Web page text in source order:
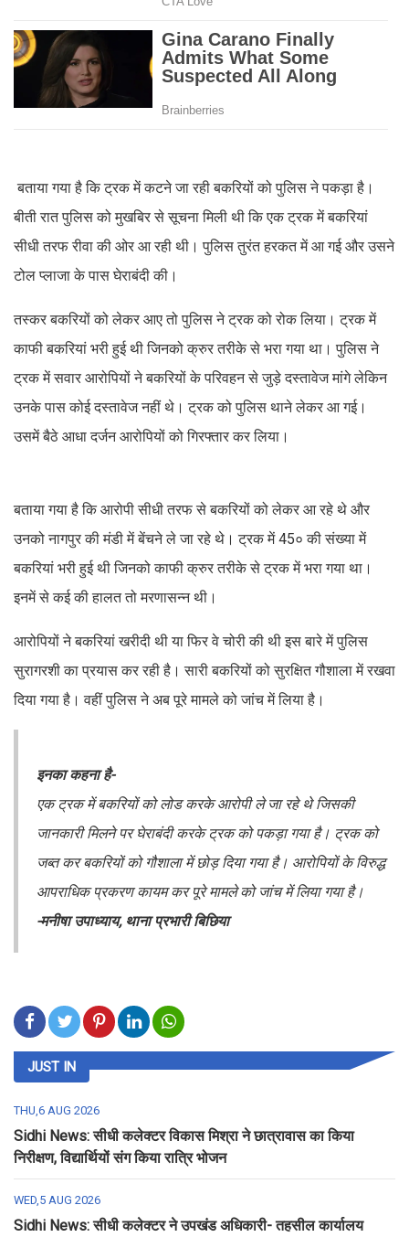
बताया गया है कि ट्रक में कटने जा रही बकरियों को पुलिस ने पकड़ा है।
बीती रात पुलिस को मुखबिर से सूचना मिली थी कि एक ट्रक में बकरियां
सीधी तरफ रीवा की ओर आ रही थी। पुलिस तुरंत हरकत में आ गई और उसने
टोल प्लाजा के पास घेराबंदी की।
तस्कर बकरियों को लेकर आए तो पुलिस ने ट्रक को रोक लिया। ट्रक में
काफी बकरियां भरी हुई थी जिनको क्रुर तरीके से भरा गया था। पुलिस ने
ट्रक में सवार आरोपियों ने बकरियों के परिवहन से जुड़े दस्तावेज मांगे लेकिन
उनके पास कोई दस्तावेज नहीं थे। ट्रक को पुलिस थाने लेकर आ गई।
उसमें बैठे आधा दर्जन आरोपियों को गिरफ्तार कर लिया।
बताया गया है कि आरोपी सीधी तरफ से बकरियों को लेकर आ रहे थे और
उनको नागपुर की मंडी में बेंचने ले जा रहे थे। ट्रक में 45० की संख्या में
बकरियां भरी हुई थी जिनको काफी क्रुर तरीके से ट्रक में भरा गया था।
इनमें से कई की हालत तो मरणासन्न थी।
आरोपियों ने बकरियां खरीदी थी या फिर वे चोरी की थी इस बारे में पुलिस
सुरागरशी का प्रयास कर रही है। सारी बकरियों को सुरक्षित गौशाला में रखवा
दिया गया है। वहीं पुलिस ने अब पूरे मामले को जांच में लिया है।
इनका कहना है-
एक ट्रक में बकरियों को लोड करके आरोपी ले जा रहे थे जिसकी
जानकारी मिलने पर घेराबंदी करके ट्रक को पकड़ा गया है। ट्रक को
जब्त कर बकरियों को गौशाला में छोड़ दिया गया है। आरोपियों के विरुद्ध
आपराधिक प्रकरण कायम कर पूरे मामले को जांच में लिया गया है।
-मनीषा उपाध्याय, थाना प्रभारी बिछिया
JUST IN
THU,6 AUG 2026
Sidhi News: सीधी कलेक्टर विकास मिश्रा ने छात्रावास का किया
निरीक्षण, विद्यार्थियों संग किया रात्रि भोजन
WED,5 AUG 2026
Sidhi News: सीधी कलेक्टर ने उपखंड अधिकारी- तहसील कार्यालय